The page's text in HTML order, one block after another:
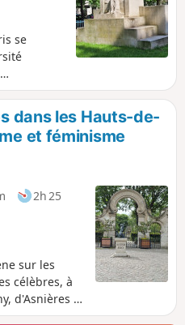
se
et
par
de
combine
fait
et
de
Saint-
Motte.
dans les Hauts-de-
et féminisme
2h 25
sur les
célèbres, à
d'Asnières et
et se fait à